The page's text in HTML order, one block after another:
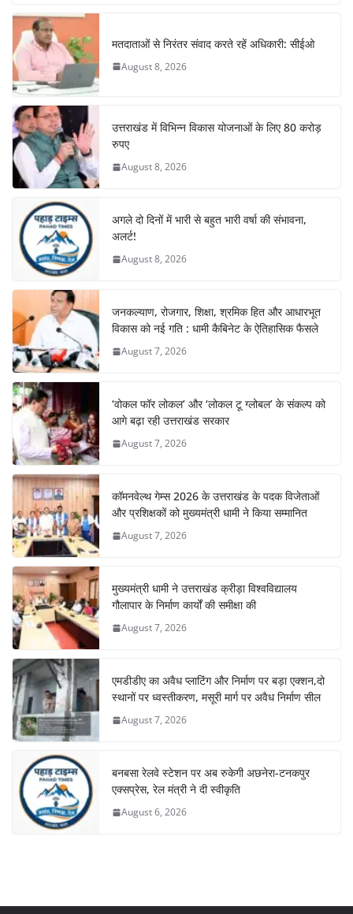
b
o
o
k
A
p
p
m n
मतदाताओं से निरंतर संवाद करते रहें अधिकारी: सीईओ
August 8, 2026
उत्तराखंड में विभिन्न विकास योजनाओं के लिए 80 करोड़
रुपए
August 8, 2026
अगले दो दिनों में भारी से बहुत भारी वर्षा की संभावना,
अलर्ट!
August 8, 2026
जनकल्याण, रोजगार, शिक्षा, श्रमिक हित और आधारभूत
विकास को नई गति : धामी कैबिनेट के ऐतिहासिक फैसले
August 7, 2026
‘वोकल फॉर लोकल’ और ‘लोकल टू ग्लोबल’ के संकल्प को
आगे बढ़ा रही उत्तराखंड सरकार
August 7, 2026
कॉमनवेल्थ गेम्स 2026 के उत्तराखंड के पदक विजेताओं
और प्रशिक्षकों को मुख्यमंत्री धामी ने किया सम्मानित
August 7, 2026
मुख्यमंत्री धामी ने उत्तराखंड क्रीड़ा विश्वविद्यालय
गौलापार के निर्माण कार्यों की समीक्षा की
August 7, 2026
एमडीडीए का अवैध प्लाटिंग और निर्माण पर बड़ा एक्शन,दो
स्थानों पर ध्वस्तीकरण, मसूरी मार्ग पर अवैध निर्माण सील
August 7, 2026
बनबसा रेलवे स्टेशन पर अब रुकेगी अछनेरा-टनकपुर
एक्सप्रेस, रेल मंत्री ने दी स्वीकृति
August 6, 2026